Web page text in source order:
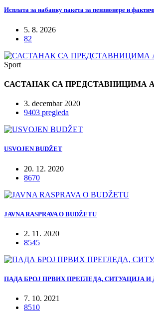
Исплата за набавку пакета за пензионере и
5. 8. 2026
82
Sport
САСТАНАК СА ПРЕДСТАВНИЦИМА
3. decembar 2020
9403 pregleda
USVOJEN BUDŽET
20. 12. 2020
8670
JAVNA RASPRAVA O BUDŽETU
2. 11. 2020
8545
ПАДА БРОЈ ПРВИХ ПРЕГЛЕДА, СИТУАЦИЈА
7. 10. 2021
8510